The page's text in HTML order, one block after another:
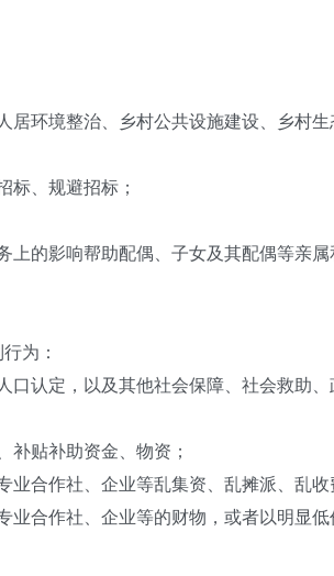
环境整治、乡村公共设施建设、乡村生
、规避招标；
的影响帮助配偶、子女及其配偶等亲属
为：
认定，以及其他社会保障、社会救助、
贴补助资金、物资；
合作社、企业等乱集资、乱摊派、乱收
合作社、企业等的财物，或者以明显低